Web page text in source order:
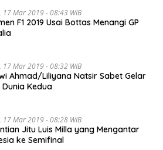
17 Mar 2019 - 08:43 WIB
F1 2019 Usai Bottas Menangi GP
17 Mar 2019 - 08:32 WIB
Ahmad/Liliyana Natsir Sabet Gelar
Kedua
17 Mar 2019 - 08:28 WIB
Jitu Luis Milla yang Mengantar
ke Semifinal